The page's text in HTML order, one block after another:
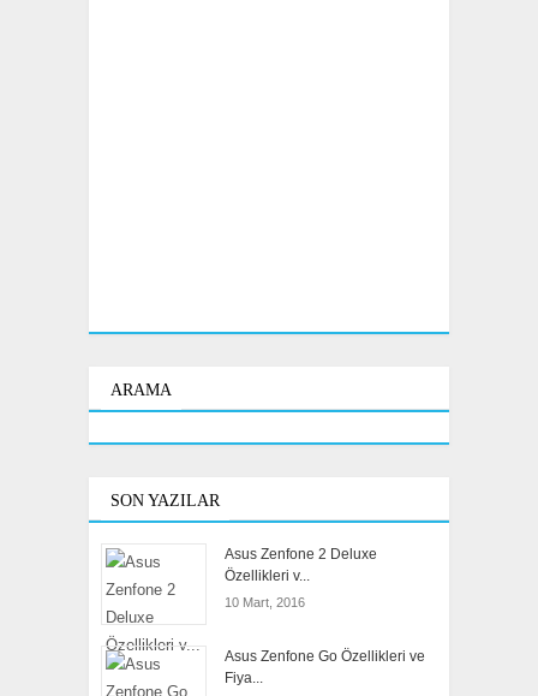
ARAMA
SON YAZILAR
Asus Zenfone 2 Deluxe
Özellikleri v...
10 Mart, 2016
Asus Zenfone Go Özellikleri ve
Fiya...